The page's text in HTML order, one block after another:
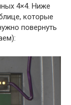
4×4. Ниже
которые
повернуть